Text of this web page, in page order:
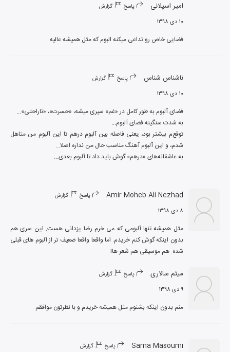
امیر اسپلانی پاسخ گزارش
۱۰ دی ۱۳۹۸
فضایی خاص رو تداعی میکنه البوم که مثل همیشه عالیه
ناشناس شناس پاسخ گزارش
۱۰ دی ۱۳۹۸
به عاشقانه‌های «درهم» گوش باید داد تا آلبوم بعدی...
Amir Moheb Ali Nezhad پاسخ گزارش
۸ دی ۱۳۹۸
شده. هم موسیقی هم شعر ها!
میثم سالاری پاسخ گزارش
۹ دی ۱۳۹۸
منم بدون اینکه بشنوم مثل همیشه خریدم و با نظرتون موافقم
Sama Masoumi پاسخ گزارش